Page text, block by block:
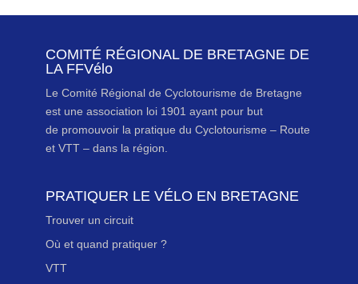
COMITÉ RÉGIONAL DE BRETAGNE DE
LA FFVélo
Le Comité Régional de Cyclotourisme de Bretagne
est une association loi 1901 ayant pour but
de promouvoir la pratique du Cyclotourisme – Route
et VTT – dans la région.
PRATIQUER LE VÉLO EN BRETAGNE
Trouver un circuit
Où et quand pratiquer ?
VTT